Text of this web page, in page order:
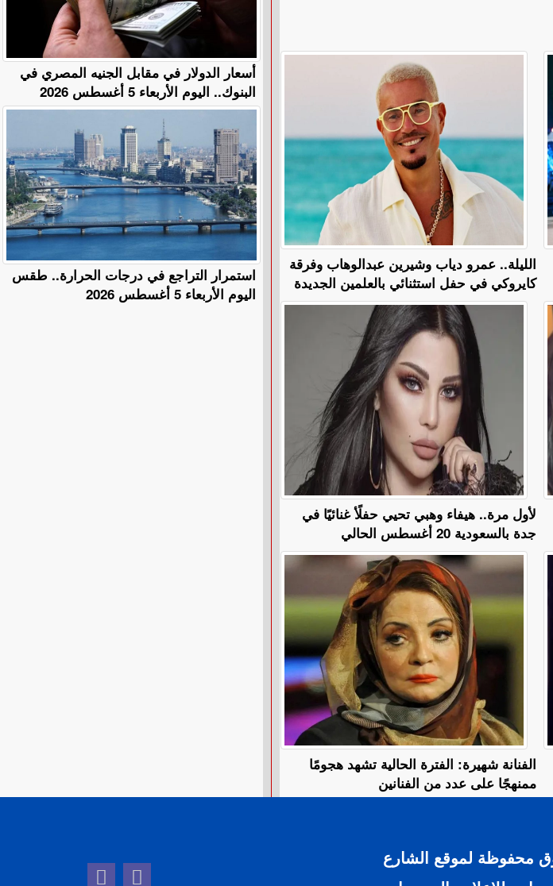
الليلة.. عمرو دياب وشيرين عبدالوهاب وفرقة
كايروكي في حفل استثنائي بالعلمين الجديدة
لأول مرة.. هيفاء وهبي تحيي حفلًأ غنائيًا في
جدة بالسعودية 20 أغسطس الحالي
الفنانة شهيرة: الفترة الحالية تشهد هجومًا
ممنهجًا على عدد من الفنانين
أسعار الدولار في مقابل الجنيه المصري في
البنوك.. اليوم الأربعاء 5 أغسطس 2026
استمرار التراجع في درجات الحرارة.. طقس
اليوم الأربعاء 5 أغسطس 2026
محفوظة لموقع الشارع